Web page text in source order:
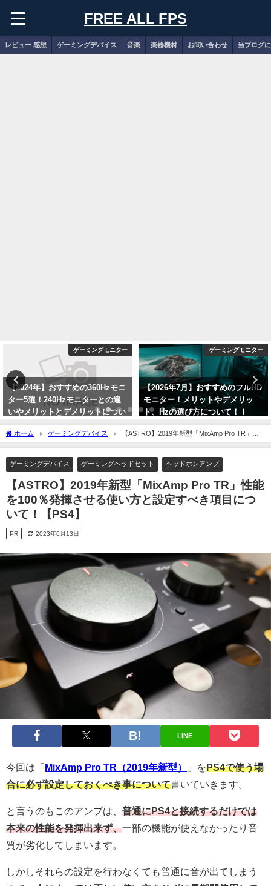
FREE ALL FPS
レビュー 感想 ゲーミングデバイス 音楽 楽器機材 お問い合わせ 当ブログ
ゲーミングモニター
【2024年】おすすめの360Hzモニ
ター5選！240Hzモニターとの違
いやメリットとデメリットについ
て！
ゲーミングモニター
【2026年7月】おすすめのフルHD
モニター！メリットやデメリッ
ト、Hzの選び方について！！
ホーム ゲーミングデバイス
【ASTRO】2019年新型「MixAmp Pro TR」性
能を100％発揮させる使い方と設定すべき項目について！【PS4】
ゲーミングデバイス ゲーミングヘッドセット ヘッドホンアンプ
【ASTRO】2019年新型「MixAmp Pro TR」性能
を100％発揮させる使い方と設定すべき項目につ
いて！【PS4】
PR 2023年6月13日
LINE
今回は「MixAmp Pro TR（2019年新型） 」をPS4で使う場
合に必ず設定しておくべき事について書いていきます。
と言うのもこのアンプは、 普通にPS4と接続するだけでは
本来の性能を発揮出来ず、一部の機能が使えなかったり音
質が劣化してしまいます。
しかしそれらの設定を行わなくても普通に音が出てしまう